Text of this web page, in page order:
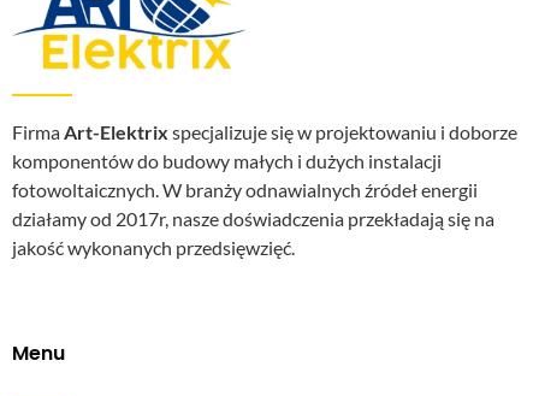
FirmaArt-Elektrix specjalizuje się w projektowaniu i doborze
komponentów do budowy małych i dużych instalacji
fotowoltaicznych. W branży odnawialnych źródeł energii
działamy od 2017r, nasze doświadczenia przekładają się na
jakość wykonanych przedsięwzięć.
Menu